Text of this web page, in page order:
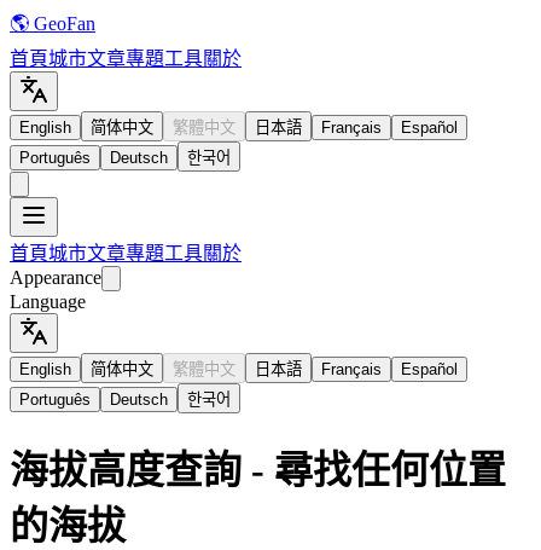
🌎 GeoFan
首頁城市文章專題工具關於
English 简体中文 繁體中文 日本語 Français
Español
Português
Deutsch 한국어
首頁城市文章專題工具關於
Appearance
Language
English 简体中文 繁體中文 日本語 Français
Español
Português
Deutsch 한국어
海拔高度查詢 - 尋找任何位置
的海拔